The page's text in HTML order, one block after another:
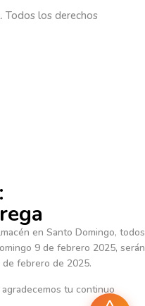
Todos los derechos
en Santo Domingo, todos
9 de febrero 2025, serán
febrero de 2025.
tu continuo